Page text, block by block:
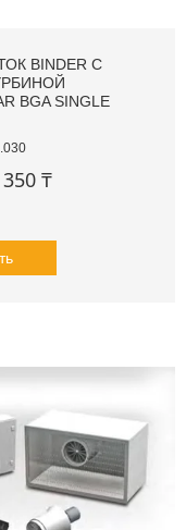
BINDER С
BGA SINGLE
₸